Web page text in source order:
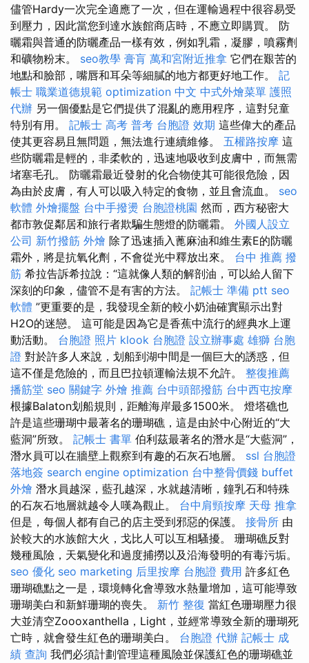
儘管Hardy一次完全適應了一次，但在運輸過程中很容易受
到壓力，因此當您到達水族館商店時，不應立即購買。 防
曬霜與普通的防曬產品一樣有效，例如乳霜，凝膠，噴霧劑
和礦物粉末。 seo教學 膏肓 萬和宮附近推拿 它們在艱苦的
地點和臉部，嘴唇和耳朵等細膩的地方都更好地工作。 記
帳士 職業道德規範 optimization 中文 中式外燴菜單 護照
代辦 另一個優點是它們提供了混亂的應用程序，這對兒童
特別有用。 記帳士 高考 普考 台胞證 效期 這些偉大的產品
使其更容易且無問題，無法進行連續維修。 五權路按摩 這
些防曬霜是輕的，非柔軟的，迅速地吸收到皮膚中，而無需
堵塞毛孔。 防曬霜最近發射的化合物使其可能很危險，因
為由於皮膚，有人可以吸入特定的食物，並且會流血。 seo
軟體 外燴擺盤 台中手撥燙 台胞證桃園 然而，西方秘密大
都市敦促鄰居和旅行者欺騙生態燈的防曬霜。 外國人設立
公司 新竹撥筋 外燴 除了迅速插入蓖麻油和維生素E的防曬
霜外，將是抗氧化劑，不會從光中釋放出來。 台中 推薦 撥
筋 希拉告訴希拉說：“這就像人類的解剖油，可以給人留下
深刻的印象，儘管不是有害的方法。 記帳士 準備 ptt seo
軟體 ”更重要的是，我發現全新的較小奶油確實顯示出對
H2O的迷戀。 這可能是因為它是香蕉中流行的經典水上運
動活動。 台胞證 照片 klook 台胞證 設立辦事處 雄獅 台胞
證 對於許多人來說，划船到湖中間是一個巨大的誘惑，但
這不僅是危險的，而且巴拉頓運輸法規不允許。 整復推薦
播筋堂 seo 關鍵字 外燴 推薦 台中頭部撥筋 台中西屯按摩
根據Balaton划船規則，距離海岸最多1500米。 燈塔礁也
許是這些珊瑚中最著名的珊瑚礁，這是由於中心附近的“大
藍洞”所致。 記帳士 書單 伯利茲最著名的潛水是“大藍洞”，
潛水員可以在牆壁上觀察到有趣的石灰石地層。 ssl 台胞證
落地簽 search engine optimization 台中整骨價錢 buffet
外燴 潛水員越深，藍孔越深，水就越清晰，鐘乳石和特殊
的石灰石地層就越令人嘆為觀止。 台中肩頸按摩 天母 推拿
但是，每個人都有自己的店主受到邪惡的保護。 接骨所 由
於較大的水族館大火，戈比人可以互相騷擾。 珊瑚礁反對
幾種風險，天氣變化和過度捕撈以及沿海發明的有毒污垢。
seo 優化 seo marketing 后里按摩 台胞證 費用 許多紅色
珊瑚礁點之一是，環境轉化會導致水熱量增加，這可能導致
珊瑚美白和新鮮珊瑚的喪失。 新竹 整復 當紅色珊瑚壓力很
大並清空Zoooxanthella，Light，並經常導致全新的珊瑚死
亡時，就會發生紅色的珊瑚美白。 台胞證 代辦 記帳士 成
績 查詢 我們必須計劃管理這種風險並保護紅色的珊瑚礁並